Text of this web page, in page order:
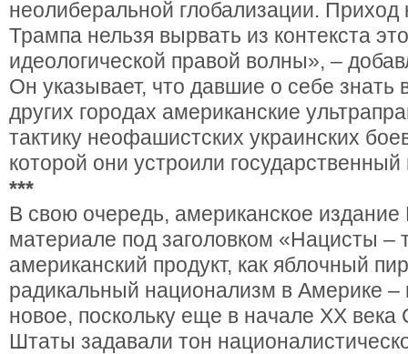
неолиберальной глобализации. Приход
Трампа нельзя вырвать из контекста
идеологической правой волны», –
Он указывает, что давшие о себе знать
других городах американские
тактику неофашистских украинских
которой они устроили
***
В свою очередь, американское
материале под заголовком «Нацисты –
американский продукт, как яблочный
радикальный национализм в Америке –
новое, поскольку еще в начале XX
Штаты задавали тон